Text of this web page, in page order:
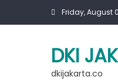
Friday, August
DKI
dkijakarta.co